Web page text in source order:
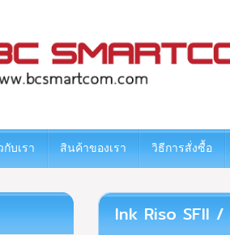
กับเรา สินค้าของเรา วิธีการสั่งซื้อ
Ink Riso SFII